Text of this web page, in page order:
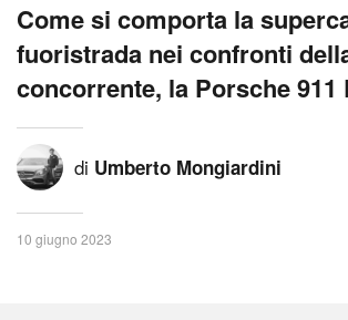
Come si comporta la
fuoristrada nei confronti
concorrente, la Porsche 911
di Umberto Mongiardini
10 giugno 2023